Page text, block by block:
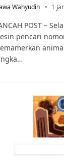
Wahyudin 1
POST –
pencari